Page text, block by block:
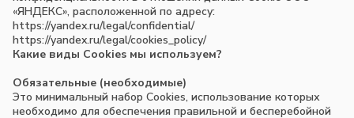
«ЯНДЕКС», расположенной по адресу:
https://yandex.ru/legal/confidential/
https://yandex.ru/legal/cookies_policy/
Какие виды Сookies мы используем?
Обязательные (необходимые)
Это минимальный набор Cookies, использование которых
необходимо для обеспечения правильной и бесперебойной